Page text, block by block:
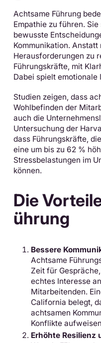
Achtsame Führung
Empathie zu führen.
bewusste
Kommunikation.
Herausforderungen zu
Führungskräfte, mit
Dabei spielt emotionale
Studien zeigen, dass
Wohlbefinden der
auch die
Untersuchung der
dass Führungskräfte,
eine um bis zu 62 %
Stressbelastungen im
können.
Die
ührung
Bessere
Achtsame
Zeit für
echtes Interesse
Mitarbeitenden.
California belegt,
achtsamen
Konflikte
Erhöhte Resilienz